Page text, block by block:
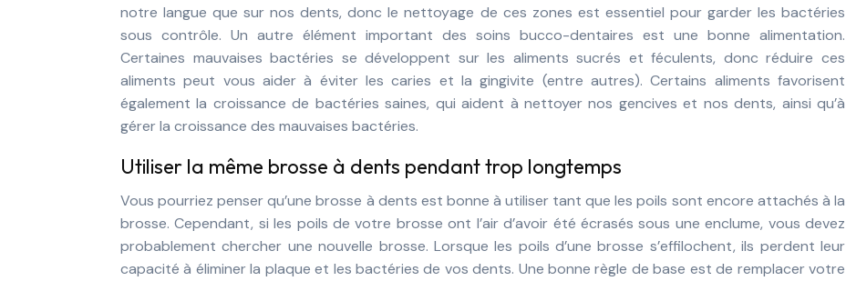
notre langue que sur nos dents, donc le nettoyage de ces zones est essentiel pour garder les bactéries
sous contrôle. Un autre élément important des soins bucco-dentaires est une bonne alimentation.
Certaines mauvaises bactéries se développent sur les aliments sucrés et féculents, donc réduire ces
aliments peut vous aider à éviter les caries et la gingivite (entre autres). Certains aliments favorisent
également la croissance de bactéries saines, qui aident à nettoyer nos gencives et nos dents, ainsi qu’à
gérer la croissance des mauvaises bactéries.
Utiliser la même brosse à dents pendant trop longtemps
Vous pourriez penser qu’une brosse à dents est bonne à utiliser tant que les poils sont encore attachés à la
brosse. Cependant, si les poils de votre brosse ont l’air d’avoir été écrasés sous une enclume, vous devez
probablement chercher une nouvelle brosse. Lorsque les poils d’une brosse s’effilochent, ils perdent leur
capacité à éliminer la plaque et les bactéries de vos dents. Une bonne règle de base est de remplacer votre